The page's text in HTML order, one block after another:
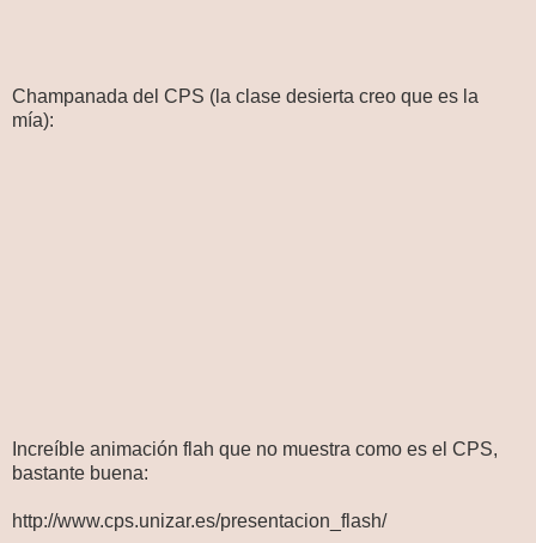
Champanada del CPS (la clase desierta creo que es la
mía):
Increíble animación flah que no muestra como es el CPS,
bastante buena:
http://www.cps.unizar.es/presentacion_flash/